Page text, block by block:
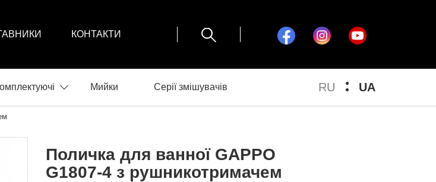
КОНТАКТИ
RU UA
Мийки Серії змішувачів
Поличка для ванної GAPPO
G1807-4 з рушникотримачем